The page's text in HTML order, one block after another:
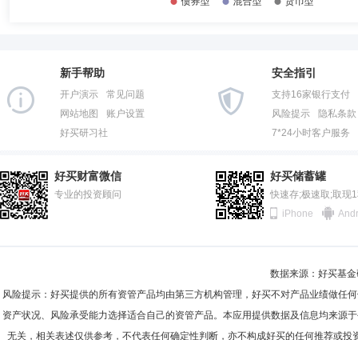
新手帮助
开户演示
常见问题
网站地图
账户设置
好买研习社
安全指引
支持16家银行支付
风险提示
隐私条款
7*24小时客户服务
好买财富微信
专业的投资顾问
好买储蓄罐
快速存;极速取;取现
iPhone
数据来源：好买基
风险提示：好买提供的所有资管产品均由第三方机构管理，好买不对产品业绩做
资产状况、风险承受能力选择适合自己的资管产品。本应用提供数据及信息均来
无关，相关表述仅供参考，不代表任何确定性判断，亦不构成好买的任何推荐或